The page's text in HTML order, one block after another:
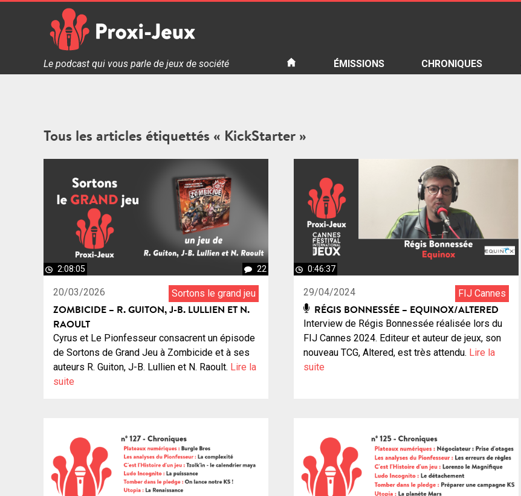
Proxi Jeux - Le podcast qui vous parle de jeux de société
Le podcast qui vous parle de jeux de société ÉMISSIONS CHRONIQUES
Tous les articles étiquettés « KickStarter »
2:08:05 22
20/03/2026 Sortons le grand jeu
ZOMBICIDE – R. GUITON, J-B. LULLIEN ET N.
RAOULT
Cyrus et Le Pionfesseur consacrent un épisode
de Sortons de Grand Jeu à Zombicide et à ses
auteurs R. Guiton, J-B. Lullien et N. Raoult. Lire la
suite
0:46:37
29/04/2024 FIJ Cannes
RÉGIS BONNESSÉE – EQUINOX/ALTERED
Interview de Régis Bonnessée réalisée lors du
FIJ Cannes 2024. Editeur et auteur de jeux, son
nouveau TCG, Altered, est très attendu. Lire la
suite